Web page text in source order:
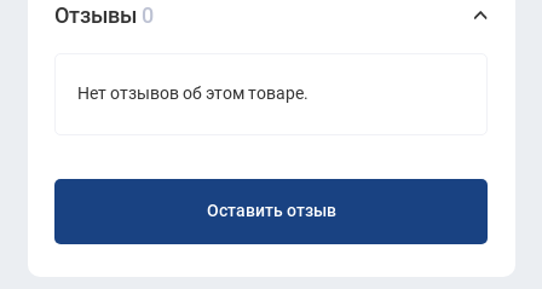
Отзывы 0
Нет отзывов об этом товаре.
Оставить отзыв